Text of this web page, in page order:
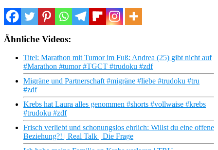
Ähnliche Videos:
Titel: Marathon mit Tumor im Fuß: Andrea (25) gibt nicht auf
#Marathon #tumor #TGCT #trudoku #zdf
Migräne und Partnerschaft #migräne #liebe #trudoku #tru
#zdf
Krebs hat Laura alles genommen #shorts #vollwaise #krebs
#trudoku #zdf
Frisch verliebt und schonungslos ehrlich: Willst du eine offene
Beziehung?! | Real Talk | Die Frage